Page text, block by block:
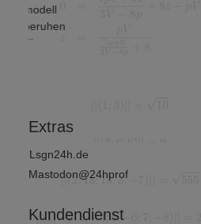
Extras
Lsgn24h.de
Mastodon@24hprof
Kundendienst